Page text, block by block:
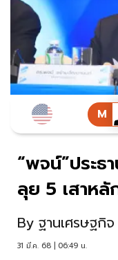
“พจน์”ประธ
ลุย 5 เสาหลั
By ฐานเศรษฐกิจ
31 มี.ค. 68 | 06:49 น.